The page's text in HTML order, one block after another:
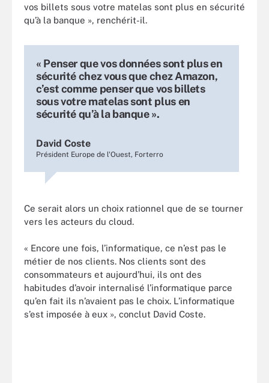
vos billets sous votre matelas sont plus en sécurité
qu’à la banque », renchérit-il.
« Penser que vos données sont plus en
sécurité chez vous que chez Amazon,
c’est comme penser que vos billets
sous votre matelas sont plus en
sécurité qu’à la banque ».
David Coste
Président Europe de l'Ouest, Forterro
Ce serait alors un choix rationnel que de se tourner
vers les acteurs du cloud.
« Encore une fois, l’informatique, ce n’est pas le
métier de nos clients. Nos clients sont des
consommateurs et aujourd’hui, ils ont des
habitudes d’avoir internalisé l’informatique parce
qu’en fait ils n’avaient pas le choix. L’informatique
s’est imposée à eux », conclut David Coste.